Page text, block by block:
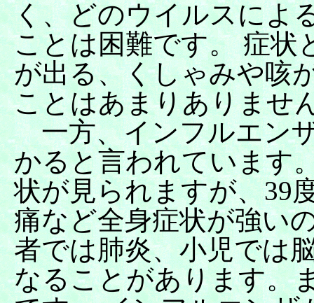
く、どのウイルスによ
ことは困難です。 症状
が出る、くしゃみや咳
ことはあまりありませ
一方、インフルエン
かると言われています
状が見られますが、39
痛など全身症状が強い
者では肺炎、小児では
なることがあります。